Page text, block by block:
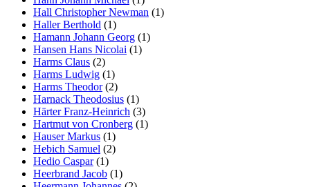
Hall Christopher Newman (1)
Haller Berthold (1)
Hamann Johann Georg (1)
Hansen Hans Nicolai (1)
Harms Claus (2)
Harms Ludwig (1)
Harms Theodor(2)
Harnack Theodosius (1)
Härter Franz-Heinrich (3)
Hartmut von Cronberg (1)
Hauser Markus (1)
Hebich Samuel (2)
Hedio Caspar(1)
Heerbrand Jacob (1)